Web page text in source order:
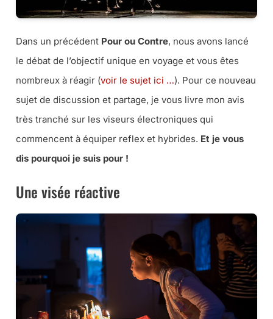
Dans un précédent Pour ou Contre, nous avons lancé
le débat de l’objectif unique en voyage et vous êtes
nombreux à réagir (voir le sujet ici …). Pour ce nouveau
sujet de discussion et partage, je vous livre mon avis
très tranché sur les viseurs électroniques qui
commencent à équiper reflex et hybrides. Et je vous
dis pourquoi je suis pour !
Une visée réactive